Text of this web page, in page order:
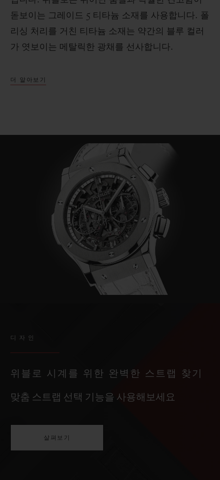
돋보이는 그레이드 5 티타늄 소재를 사용합니다. 폴
리싱 처리를 거친 티타늄 소재는 약간의 블루 컬러
가 엿보이는 메탈릭한 광채를 선사합니다.
더 알아보기
디자인
위블로 시계를 위한 완벽한 스트랩 찾기
맞춤 스트랩 선택 기능을 사용해보세요
살펴보기